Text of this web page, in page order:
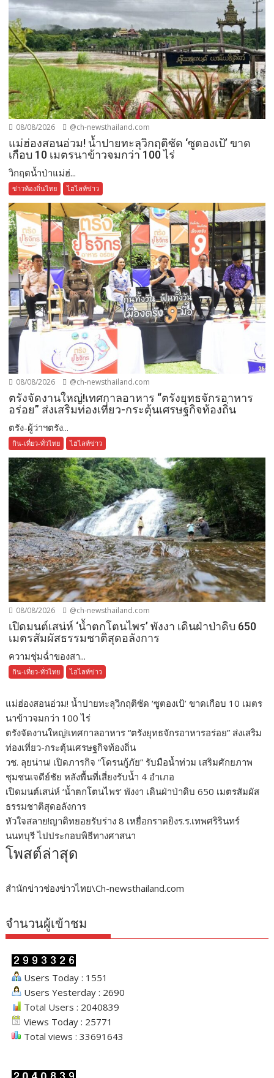
08/08/2026 @ch-newsthailand.com
แม่ฮ่องสอนอ่วม! น้ำปายทะลุวิกฤติซัด ‘ซูตองเป้’ ขาด
เกือบ 10 เมตรนาข้าวจมกว่า 100 ไร่
วิกฤตน้ำป่าแม่ฮ่...
ข่าวท้องถิ่นไทย ไฮไลท์ข่าว
08/08/2026 @ch-newsthailand.com
ตรังจัดงานใหญ่!เทศกาลอาหาร “ตรังยุทธจักรอาหาร
อร่อย” ส่งเสริมท่องเที่ยว-กระตุ้นเศรษฐกิจท้องถิ่น
ตรัง-ผู้ว่าฯตรัง...
กิน-เที่ยว-ทั่วไทย ไฮไลท์ข่าว
08/08/2026 @ch-newsthailand.com
เปิดมนต์เสน่ห์ ‘น้ำตกโตนไพร’ พังงา เดินฝ่าป่าดิบ 650
เมตรสัมผัสธรรมชาติสุดอลังการ
ความชุ่มฉ่ำของสา...
กิน-เที่ยว-ทั่วไทย ไฮไลท์ข่าว
แม่ฮ่องสอนอ่วม! น้ำปายทะลุวิกฤติซัด ‘ซูตองเป้’ ขาดเกือบ 10 เมตร
นาข้าวจมกว่า 100 ไร่
ตรังจัดงานใหญ่!เทศกาลอาหาร “ตรังยุทธจักรอาหารอร่อย” ส่งเสริม
ท่องเที่ยว-กระตุ้นเศรษฐกิจท้องถิ่น
วช. ลุยน่าน! เปิดภารกิจ “โดรนกู้ภัย” รับมือน้ำท่วม เสริมศักยภาพ
ชุมชนเจดีย์ชัย หลังพื้นที่เสี่ยงรับน้ำ 4 อำเภอ
เปิดมนต์เสน่ห์ ‘น้ำตกโตนไพร’ พังงา เดินฝ่าป่าดิบ 650 เมตรสัมผัส
ธรรมชาติสุดอลังการ
หัวใจสลาย!ญาติทยอยรับร่าง 8 เหยื่อกราดยิงร.ร.เทพศริรินทร์
นนทบุรี ไปประกอบพิธีทางศาสนา
โพสต์ล่าสุด
สำนักข่าวช่องข่าวไทย\Ch-newsthailand.com
จำนวนผู้เข้าชม
Users Today : 1551
Users Yesterday : 2690
Total Users : 2040839
Views Today : 25771
Total views : 33691643